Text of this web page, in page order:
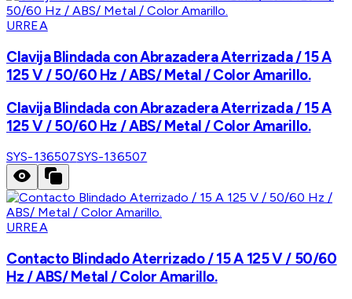
URREA
Clavija Blindada con Abrazadera Aterrizada / 15 A
125 V / 50/60 Hz / ABS/ Metal / Color Amarillo.
Clavija Blindada con Abrazadera Aterrizada / 15 A
125 V / 50/60 Hz / ABS/ Metal / Color Amarillo.
SYS-136507SYS-136507
URREA
Contacto Blindado Aterrizado / 15 A 125 V / 50/60
Hz / ABS/ Metal / Color Amarillo.